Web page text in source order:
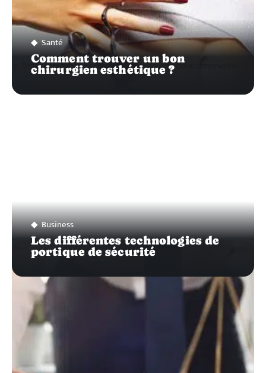
Santé
Comment trouver un bon
chirurgien esthétique ?
Business
Les différentes technologies de
portique de sécurité